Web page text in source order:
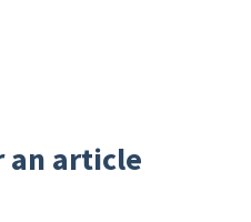
an article